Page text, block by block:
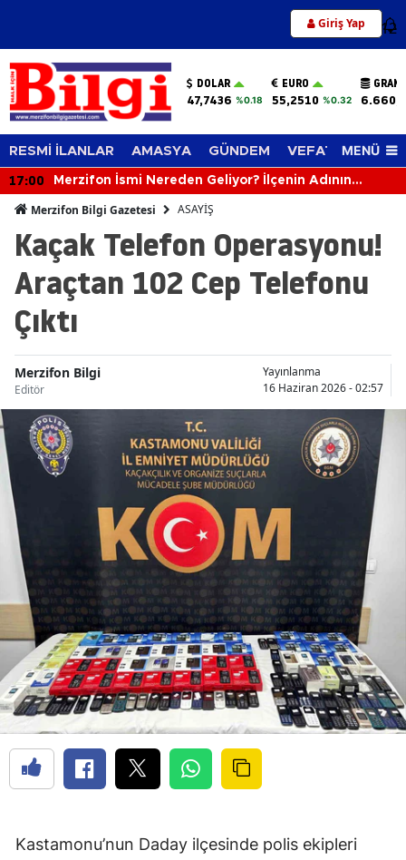
Giriş Yap 12
DOLAR
47,7436 %0.18
EURO
55,2510 %0.32
RESMİ İLANLAR AMASYA GÜNDEM VEFAT EDENLER
MENÜ
17:00
Merzifon İsmi Nereden Geliyor? İlçenin Adının
Merzifon Bilgi Gazetesi ASAYİŞ
Kaçak Telefon Operasyonu!
Araçtan 102 Cep Telefonu
Çıktı
Merzifon Bilgi
Editör
Yayınlanma
16 Haziran 2026 - 02:57
Kastamonu’nun Daday ilçesinde polis ekipleri